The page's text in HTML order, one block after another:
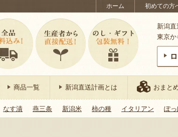
ホーム 初めての方
新潟
東京か
商品一覧 新潟直送計画とは おまと
なす漬 燕三条 新潟米 柿の種 イタリアン ぽ